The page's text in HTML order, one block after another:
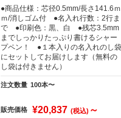
●商品仕様：芯径0.5mm/長さ141.6ｍ
ｍ/消しゴム付 ●名入れ行数：2行ま
で ●印刷色：黒、白 ●残芯3.5mm
までしっかりたっぷり書けるシャー
プペン！ ●１本入りの名入れのし袋
にセットしてお届けします（無料の
し袋は付きません）
注文数量 100本〜
販売価格 ¥20,837 (税込) ～